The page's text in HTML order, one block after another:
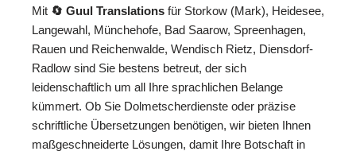
Mit 🔄 Guul Translations für Storkow (Mark), Heidesee,
Langewahl, Münchehofe, Bad Saarow, Spreenhagen,
Rauen und Reichenwalde, Wendisch Rietz, Diensdorf-
Radlow sind Sie bestens betreut, der sich
leidenschaftlich um all Ihre sprachlichen Belange
kümmert. Ob Sie Dolmetscherdienste oder präzise
schriftliche Übersetzungen benötigen, wir bieten Ihnen
maßgeschneiderte Lösungen, damit Ihre Botschaft in